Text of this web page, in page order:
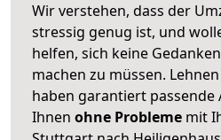
Wir verstehen, dass der
stressig genug ist, und
helfen, sich keine
machen zu müssen.
haben garantiert passende
Ihnen ohne Probleme mit